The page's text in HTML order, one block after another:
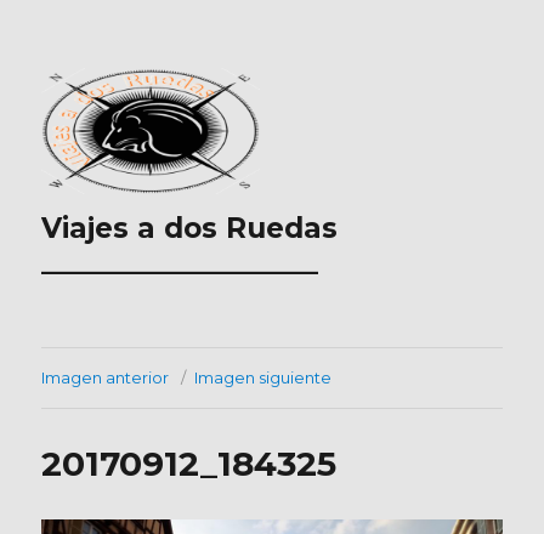
Viajes a dos Ruedas
___________________
Imagen anterior Imagen siguiente
20170912_184325